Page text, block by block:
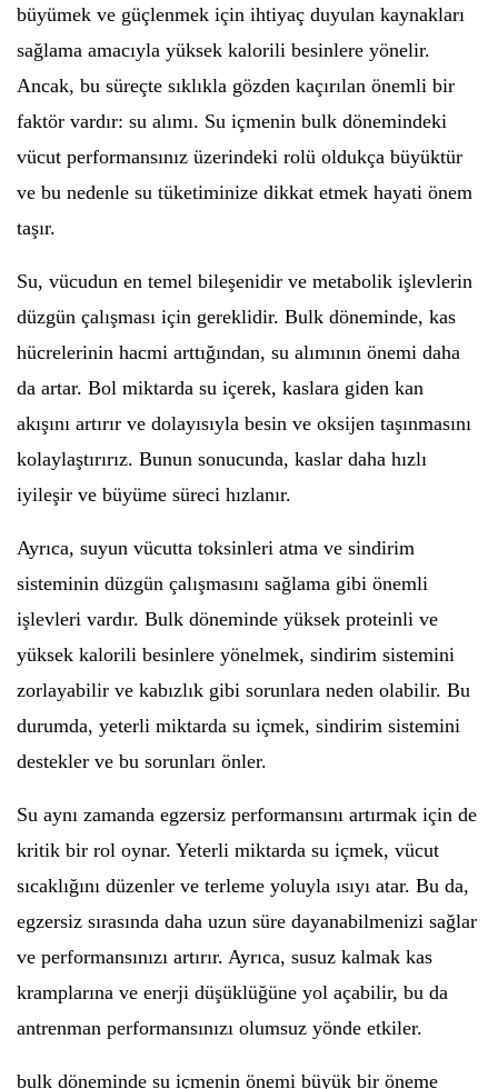
büyümek ve güçlenmek için ihtiyaç duyulan kaynakları
sağlama amacıyla yüksek kalorili besinlere yönelir.
Ancak, bu süreçte sıklıkla gözden kaçırılan önemli bir
faktör vardır: su alımı. Su içmenin bulk dönemindeki
vücut performansınız üzerindeki rolü oldukça büyüktür
ve bu nedenle su tüketiminize dikkat etmek hayati önem
taşır.
Su, vücudun en temel bileşenidir ve metabolik işlevlerin
düzgün çalışması için gereklidir. Bulk döneminde, kas
hücrelerinin hacmi arttığından, su alımının önemi daha
da artar. Bol miktarda su içerek, kaslara giden kan
akışını artırır ve dolayısıyla besin ve oksijen taşınmasını
kolaylaştırırız. Bunun sonucunda, kaslar daha hızlı
iyileşir ve büyüme süreci hızlanır.
Ayrıca, suyun vücutta toksinleri atma ve sindirim
sisteminin düzgün çalışmasını sağlama gibi önemli
işlevleri vardır. Bulk döneminde yüksek proteinli ve
yüksek kalorili besinlere yönelmek, sindirim sistemini
zorlayabilir ve kabızlık gibi sorunlara neden olabilir. Bu
durumda, yeterli miktarda su içmek, sindirim sistemini
destekler ve bu sorunları önler.
Su aynı zamanda egzersiz performansını artırmak için de
kritik bir rol oynar. Yeterli miktarda su içmek, vücut
sıcaklığını düzenler ve terleme yoluyla ısıyı atar. Bu da,
egzersiz sırasında daha uzun süre dayanabilmenizi sağlar
ve performansınızı artırır. Ayrıca, susuz kalmak kas
kramplarına ve enerji düşüklüğüne yol açabilir, bu da
antrenman performansınızı olumsuz yönde etkiler.
bulk döneminde su içmenin önemi büyük bir öneme